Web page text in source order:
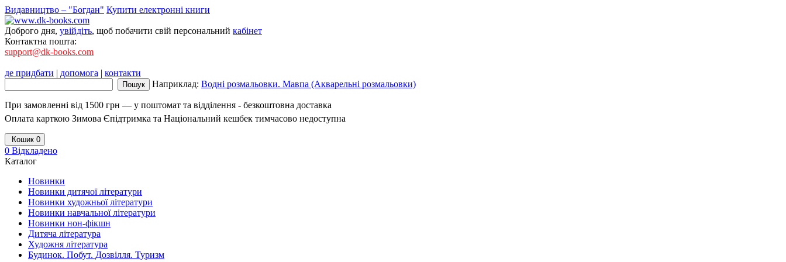
Видавництво – "Богдан" Купити електронні книги
Доброго дня, увійдіть, щоб побачити свій персональний кабінет
Контактна пошта:
support@dk-books.com
де придбати | допомога | контакти
Наприклад: Водні розмальовки. Мавпа (Акварельні розмальовки)
При замовленні від 1500 грн — у поштомат та відділення - безкоштовна доставка
Оплата карткою Зимова Єпідтримка та Національний кешбек тимчасово недоступна
Кошик 0
0 Відкладено
Каталог
Новинки
Новинки дитячої літератури
Новинки художньої літератури
Новинки навчальної літератури
Новинки нон-фікшн
Дитяча література
Художня література
Будинок. Побут. Дозвілля. Туризм